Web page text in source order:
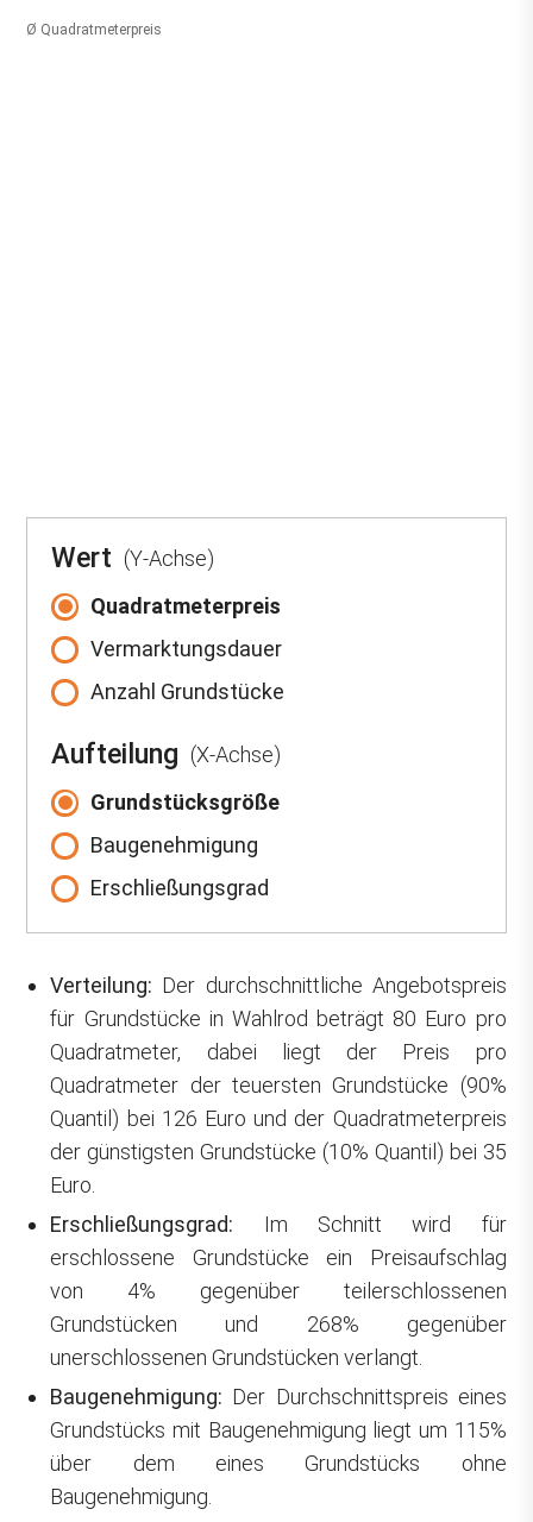
Ø Quadratmeterpreis
Wert (Y-Achse)
Quadratmeterpreis
Vermarktungsdauer
Anzahl Grundstücke
Aufteilung (X-Achse)
Grundstücksgröße
Baugenehmigung
Erschließungsgrad
Verteilung: Der durchschnittliche Angebotspreis
für Grundstücke in Wahlrod beträgt 80 Euro pro
Quadratmeter, dabei liegt der Preis pro
Quadratmeter der teuersten Grundstücke (90%
Quantil) bei 126 Euro und der Quadratmeterpreis
der günstigsten Grundstücke (10% Quantil) bei 35
Euro.
Erschließungsgrad: Im Schnitt wird für
erschlossene Grundstücke ein Preisaufschlag
von 4% gegenüber teilerschlossenen
Grundstücken und 268% gegenüber
unerschlossenen Grundstücken verlangt.
Baugenehmigung: Der Durchschnittspreis eines
Grundstücks mit Baugenehmigung liegt um 115%
über dem eines Grundstücks ohne
Baugenehmigung.